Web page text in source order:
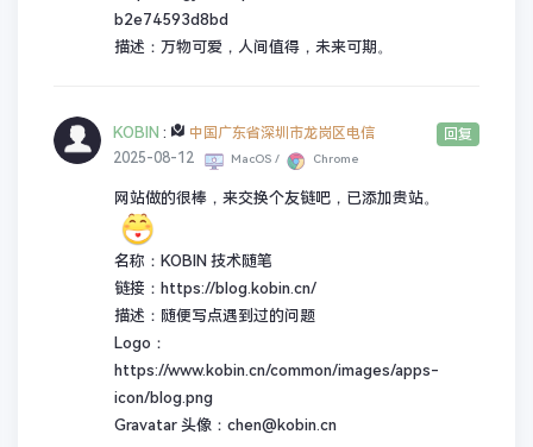
b2e74593d8bd
描述：万物可爱，人间值得，未来可期。
KOBIN :
中国广东省深圳市龙岗区电信
2025-08-12
MacOS / Chrome
网站做的很棒，来交换个友链吧，已添加贵站。
名称：KOBIN 技术随笔
链接：https://blog.kobin.cn/
描述：随便写点遇到过的问题
Logo：
https://www.kobin.cn/common/images/apps-
icon/blog.png
Gravatar 头像：chen@kobin.cn
回复